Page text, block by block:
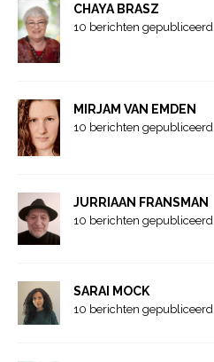
CHAYA BRASZ
10 berichten gepubliceerd
MIRJAM VAN EMDEN
10 berichten gepubliceerd
JURRIAAN FRANSMAN
10 berichten gepubliceerd
SARAI MOCK
10 berichten gepubliceerd